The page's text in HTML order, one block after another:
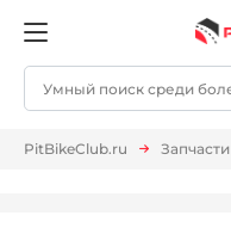
PitBikeClub.ru